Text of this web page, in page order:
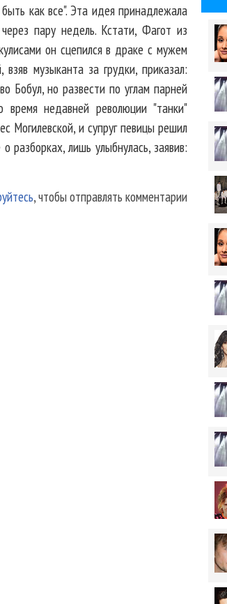
как все". Эта идея принадлежала
пару недель. Кстати, Фагот из
он сцепился в драке с мужем
музыканта за грудки, приказал:
Бобул, но развести по углам парней
недавней революции "танки"
Могилевской, и супруг певицы решил
разборках, лишь улыбнулась, заявив:
, чтобы отправлять комментарии